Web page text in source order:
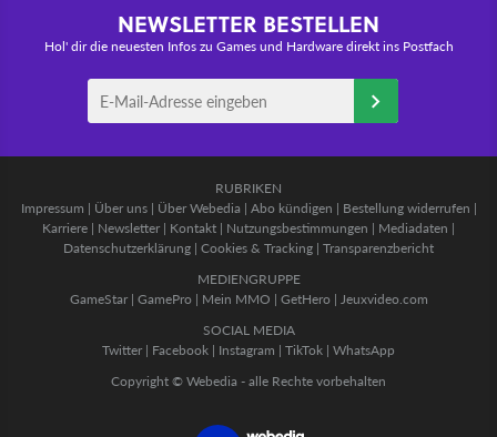
NEWSLETTER BESTELLEN
Hol' dir die neuesten Infos zu Games und Hardware direkt ins Postfach
RUBRIKEN
Impressum | Über uns| Über Webedia | Abo kündigen | Bestellung widerrufen |
Karriere | Newsletter | Kontakt | Nutzungsbestimmungen | Mediadaten |
Datenschutzerklärung | Cookies & Tracking | Transparenzbericht
MEDIENGRUPPE
GameStar| GamePro | Mein MMO | GetHero | Jeuxvideo.com
SOCIAL MEDIA
Twitter | Facebook | Instagram | TikTok | WhatsApp
Copyright © Webedia - alle Rechte vorbehalten